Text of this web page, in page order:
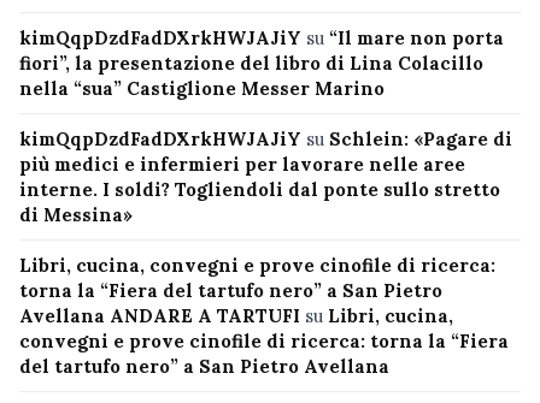
kimQqpDzdFadDXrkHWJAJiY su “Il mare non porta
fiori”, la presentazione del libro di Lina Colacillo
nella “sua” Castiglione Messer Marino
kimQqpDzdFadDXrkHWJAJiY su Schlein: «Pagare di
più medici e infermieri per lavorare nelle aree
interne. I soldi? Togliendoli dal ponte sullo stretto
di Messina»
Libri, cucina, convegni e prove cinofile di ricerca:
torna la “Fiera del tartufo nero” a San Pietro
Avellana ANDARE A TARTUFI su Libri, cucina,
convegni e prove cinofile di ricerca: torna la “Fiera
del tartufo nero” a San Pietro Avellana